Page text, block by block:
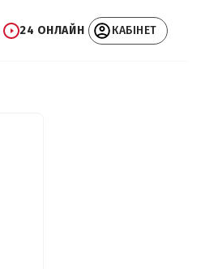
24 ОНЛАЙН КАБІНЕТ